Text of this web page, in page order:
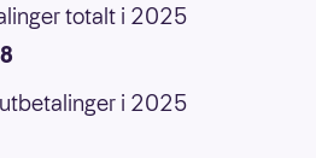
totalt i 2025
i 2025